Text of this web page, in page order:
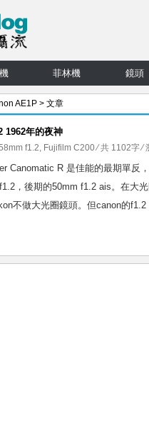
菲林機 鏡頭
AE1P > 文章
1962年的夜神
f1.2, Fujifilm C200⁄ 共 1102字
Canomatic R 是佳能的最期單反
，後期的50mm f1.2 ais。在大
不做大光圈鏡頭。但canon的